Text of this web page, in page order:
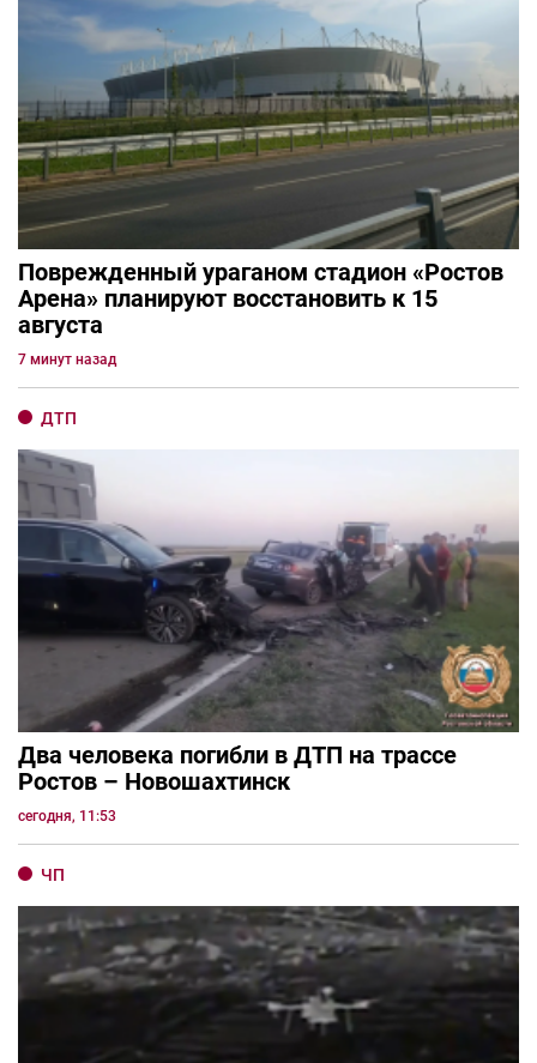
Поврежденный ураганом стадион «Ростов
Арена» планируют восстановить к 15
августа
7 минут назад
ДТП
Два человека погибли в ДТП на трассе
Ростов – Новошахтинск
сегодня, 11:53
ЧП